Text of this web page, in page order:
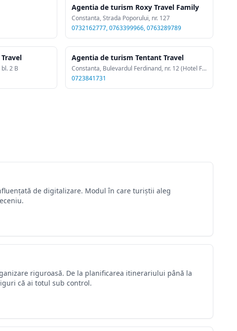
Agentia de turism Roxy Travel Family
Constanta, Strada Poporului, nr. 127
0732162777, 0763399966, 0763289789
2 B
Agentia de turism Tentant Travel
Constanta, Bulevardul Ferdinand, nr. 12 (Hotel Ferdinand, et. 1, birou 15)
0723841731
de digitalizare. Modul în care turiștii aleg
riguroasă. De la planificarea itinerariului până la
că ai totul sub control.